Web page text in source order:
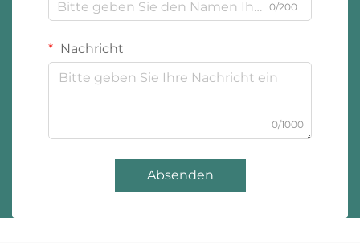
0/200
Nachricht
0/1000
Absenden